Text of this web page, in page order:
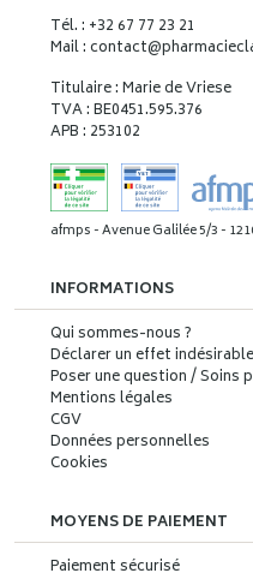
Tél. : +32 67 77 23 21
Mail : contact@
Titulaire : Marie de Vriese
TVA : BE0451.595.376
APB : 253102
afmps - Avenue Galilée 5/3 -
INFORMATIONS
Qui sommes-nous ?
Déclarer un effet indésirable
Poser une question / Soins
Mentions légales
CGV
Données personnelles
Cookies
MOYENS DE PAIEMENT
Paiement sécurisé